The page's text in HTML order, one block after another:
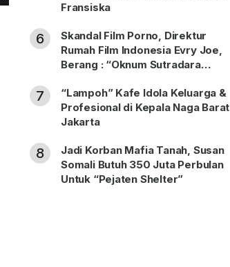
Fransiska
6
Skandal Film Porno, Direktur
Rumah Film Indonesia Evry Joe,
Berang : “Oknum Sutradara
7
“Lampoh” Kafe Idola Keluarga &
Profesional di Kepala Naga Barat
Jakarta
8
Jadi Korban Mafia Tanah, Susan
Somali Butuh 350 Juta Perbulan
Untuk “Pejaten Shelter”